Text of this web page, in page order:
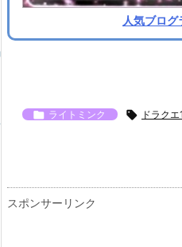
人気ブロ
 ライトミンク  ドラクエ
スポンサーリンク